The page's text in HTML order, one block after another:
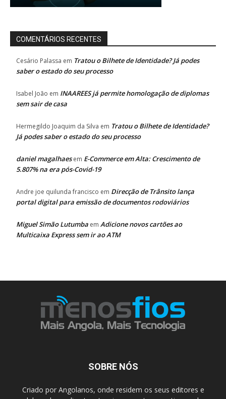
COMENTÁRIOS RECENTES
Cesário Palassa em Tratou o Bilhete de Identidade? Já podes
saber o estado do seu processo
Isabel João em INAAREES já permite homologação de diplomas
sem sair de casa
Hermegildo Joaquim da Silva em Tratou o Bilhete de Identidade?
Já podes saber o estado do seu processo
daniel magalhaesem E-Commerce em Alta: Crescimento de
5.807% na era pós-Covid-19
Andre joe quilunda francisco em Direcção de Trânsito lança
portal digital para emissão de documentos rodoviários
Miguel Simão Lutumba em Adicione novos cartões ao
Multicaixa Express sem ir ao ATM
SOBRE NÓS
Criado por Angolanos, onde residem os seus editores e